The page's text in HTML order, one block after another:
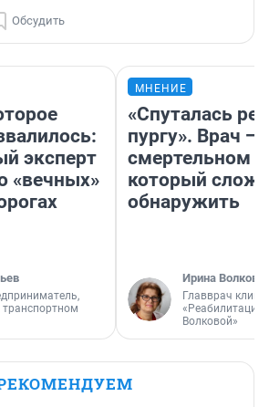
Обсудить
эксперт
«вечных»
транспортном
МНЕНИЕ
«Спуталась
пургу». Врач —
смертельном
который
обнаружить
Ирина Волкова
Главврач
«Реабилитация
Волковой»